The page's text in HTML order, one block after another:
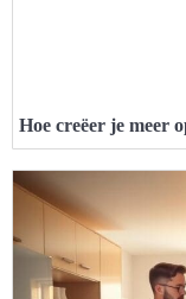
Hoe creëer je meer